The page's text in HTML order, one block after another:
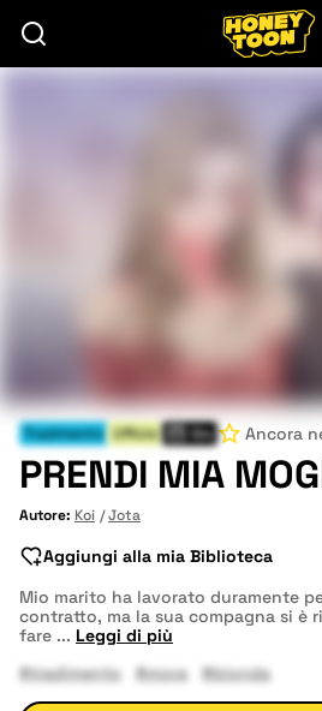
Tradimento Ufficio Gio Ancora
PRENDI MIA
Autore: Koi Jota
Aggiungi alla mia Biblioteca
Mio marito ha lavorato duramente
contratto, ma la sua compagna si è
fare ... Leggi di più
#tradimento
#mora #bionda